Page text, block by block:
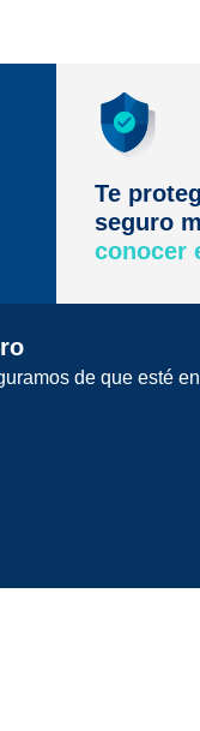
Te
seguro
conocer
de que esté